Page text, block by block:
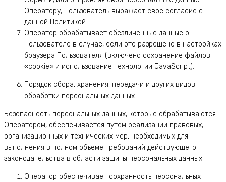
Оператору, Пользователь выражает свое согласие с
данной Политикой.
Оператор обрабатывает обезличенные данные о
Пользователе в случае, если это разрешено в настройках
браузера Пользователя (включено сохранение файлов
«cookie» и использование технологии JavaScript).
Порядок сбора, хранения, передачи и других видов
обработки персональных данных
Безопасность персональных данных, которые обрабатываются
Оператором, обеспечивается путем реализации правовых,
организационных и технических мер, необходимых для
выполнения в полном объеме требований действующего
законодательства в области защиты персональных данных.
Оператор обеспечивает сохранность персональных